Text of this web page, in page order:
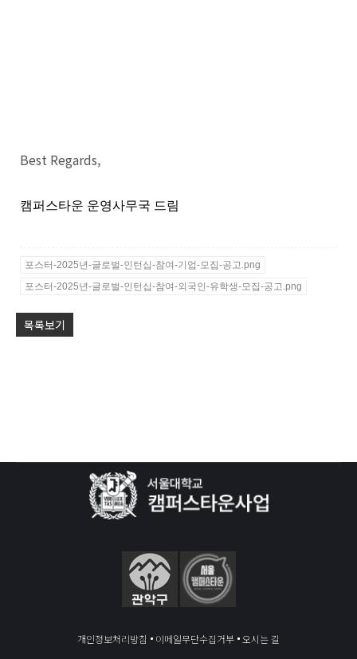
Best Regards,
캠퍼스타운 운영사무국 드림
포스터-2025년-글로벌-인턴십-참여-기업-모집-공고.png
포스터-2025년-글로벌-인턴십-참여-외국인-유학생-모집-공고.png
목록보기
개인정보처리방침 이메일무단수집거부 오시는 길